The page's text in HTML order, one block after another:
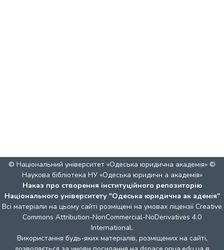
© Національний університет «Одеська юридична академія» ©
Наукова бібліотека НУ «Одеська юридичн а академія»
Наказ про створення інституційного репозиторію
Національного університету "Одеська юридична ак адемія"
Всі матеріали на цьому сайті розміщені на умовах ліцензії Creative
Commons Attribution-NonCommercial-NoDerivatives 4.0
International.
Використання будь-яких матеріалів, розміщених на сайті,